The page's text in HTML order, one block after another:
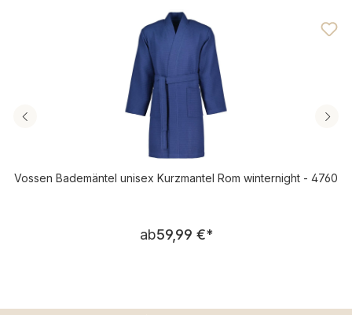
Durchschnittliche Bewertung von 4.71 von 5 Sternen
Vossen Bademäntel unisex Kurzmantel Rom winternight - 4760
Regulärer Preis:
ab59,99 €*